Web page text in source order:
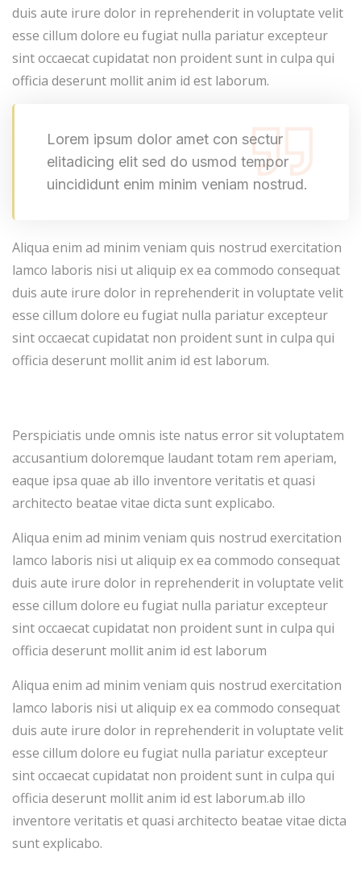
duis aute irure dolor in reprehenderit in voluptate velit
esse cillum dolore eu fugiat nulla pariatur excepteur
sint occaecat cupidatat non proident sunt in culpa qui
officia deserunt mollit anim id est laborum.
Lorem ipsum dolor amet con sectur
elitadicing elit sed do usmod tempor
uincididunt enim minim veniam nostrud.
Aliqua enim ad minim veniam quis nostrud exercitation
lamco laboris nisi ut aliquip ex ea commodo consequat
duis aute irure dolor in reprehenderit in voluptate velit
esse cillum dolore eu fugiat nulla pariatur excepteur
sint occaecat cupidatat non proident sunt in culpa qui
officia deserunt mollit anim id est laborum.
Perspiciatis unde omnis iste natus error sit voluptatem
accusantium doloremque laudant totam rem aperiam,
eaque ipsa quae ab illo inventore veritatis et quasi
architecto beatae vitae dicta sunt explicabo.
Aliqua enim ad minim veniam quis nostrud exercitation
lamco laboris nisi ut aliquip ex ea commodo consequat
duis aute irure dolor in reprehenderit in voluptate velit
esse cillum dolore eu fugiat nulla pariatur excepteur
sint occaecat cupidatat non proident sunt in culpa qui
officia deserunt mollit anim id est laborum
Aliqua enim ad minim veniam quis nostrud exercitation
lamco laboris nisi ut aliquip ex ea commodo consequat
duis aute irure dolor in reprehenderit in voluptate velit
esse cillum dolore eu fugiat nulla pariatur excepteur
sint occaecat cupidatat non proident sunt in culpa qui
officia deserunt mollit anim id est laborum.ab illo
inventore veritatis et quasi architecto beatae vitae dicta
sunt explicabo.